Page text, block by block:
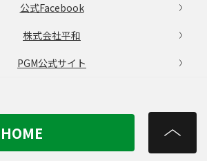
公式Facebook
株式会社平和
PGM公式サイト
HOME